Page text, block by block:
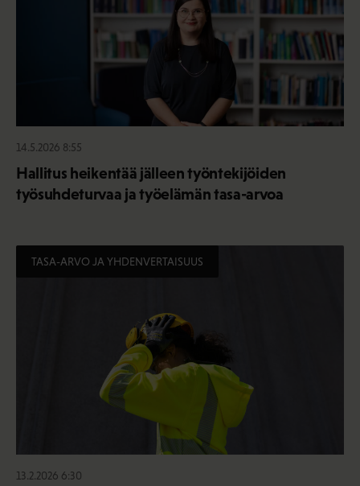
14.5.2026 8:55
Hallitus heikentää jälleen työntekijöiden
työsuhdeturvaa ja työelämän tasa-arvoa
TASA-ARVO JA YHDENVERTAISUUS
13.2.2026 6:30